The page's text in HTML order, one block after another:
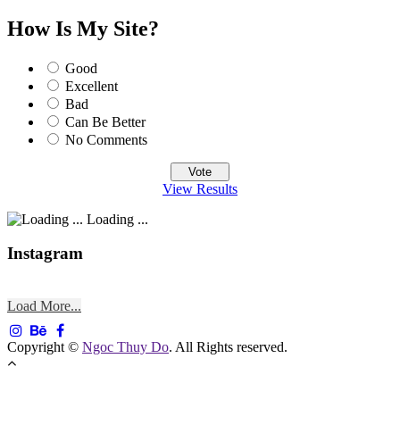
How Is My Site?
Good
Excellent
Bad
Can Be Better
No Comments
View Results
Loading ...
Instagram
Load More...
Copyright © Ngoc Thuy Do. All Rights reserved.